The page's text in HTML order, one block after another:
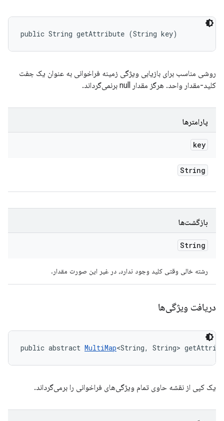
public String getAttribute (String key)
روشی مناسب برای بازیابی ویژگی زمینه فراخوانی به عنوان یک جفت
کلید-مقدار واحد. هرگز مقدار null برنمی‌گرداند.
پارامترها
key
String
بازگشت‌ها
String
رشته خالی وقتی کلید وجود ندارد، در غیر این صورت مقدار.
دریافت ویژگی‌ها
public abstract MultiMap<String, String>
یک کپی از نقشه حاوی تمام ویژگی‌های فراخوانی را برمی‌گرداند.